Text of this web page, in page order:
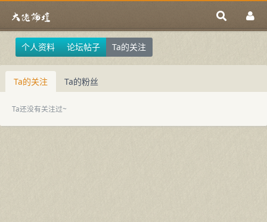
个人资料 论坛帖子 Ta的关注
Ta的关注 Ta的粉丝
Ta还没有关注过~